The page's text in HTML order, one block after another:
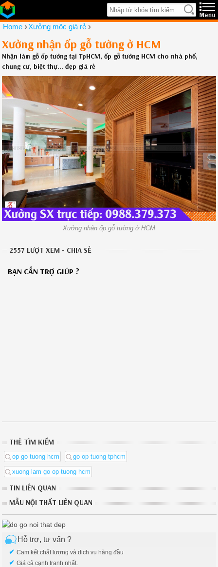
Home ›Xưởng mộc giá rẻ ›
Xưởng nhận ốp gỗ tường ở HCM
Nhận làm gỗ ốp tường tại TpHCM, ốp gỗ tường HCM cho nhà phố,
chung cư, biệt thự... đẹp giá rẻ
Xưởng nhận ốp gỗ tường ở HCM
2557 LƯỢT XEM - CHIA SẺ
BẠN CẦN TRỢ GIÚP ?
THẺ TÌM KIẾM
op go tuong hcm go op tuong tphcm
xuong lam go op tuong hcm
TIN LIÊN QUAN
MẪU NỘI THẤT LIÊN QUAN
Hỗ trợ, tư vấn ?
✔ Cam kết chất lượng và dịch vụ hàng đầu
✔ Giá cả cạnh tranh nhất.